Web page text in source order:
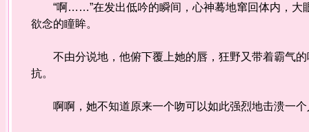
“啊……”在发出低吟的瞬间，心神蓦地窜回体内，大
欲念的瞳眸。
不由分说地，他俯下覆上她的唇，狂野又带着霸气的
抗。
啊啊，她不知道原来一个吻可以如此强烈地击溃一个